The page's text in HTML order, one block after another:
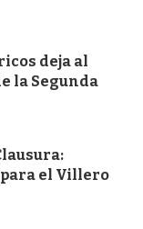
deja al
la Segunda
el Villero